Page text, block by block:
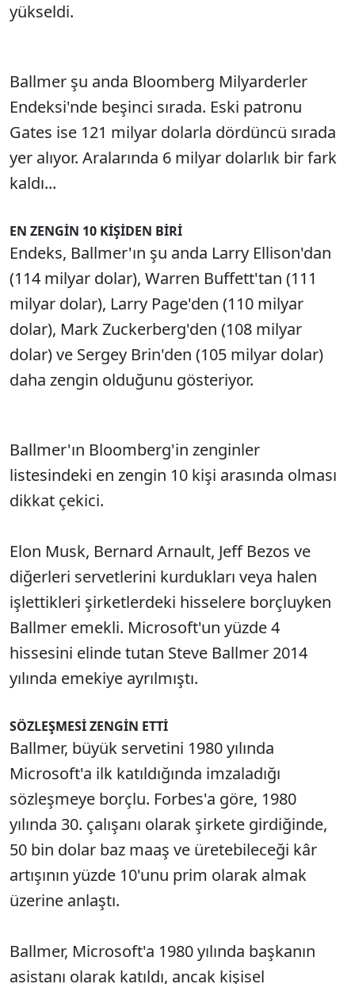
yükseldi.
Ballmer şu anda Bloomberg Milyarderler
Endeksi'nde beşinci sırada. Eski patronu
Gates ise 121 milyar dolarla dördüncü sırada
yer alıyor. Aralarında 6 milyar dolarlık bir fark
kaldı...
EN ZENGİN 10 KİŞİDEN BİRİ
Endeks, Ballmer'ın şu anda Larry Ellison'dan
(114 milyar dolar), Warren Buffett'tan (111
milyar dolar), Larry Page'den (110 milyar
dolar), Mark Zuckerberg'den (108 milyar
dolar) ve Sergey Brin'den (105 milyar dolar)
daha zengin olduğunu gösteriyor.
Ballmer'ın Bloomberg'in zenginler
listesindeki en zengin 10 kişi arasında olması
dikkat çekici.
Elon Musk, Bernard Arnault, Jeff Bezos ve
diğerleri servetlerini kurdukları veya halen
işlettikleri şirketlerdeki hisselere borçluyken
Ballmer emekli. Microsoft'un yüzde 4
hissesini elinde tutan Steve Ballmer 2014
yılında emekiye ayrılmıştı.
SÖZLEŞMESİ ZENGİN ETTİ
Ballmer, büyük servetini 1980 yılında
Microsoft'a ilk katıldığında imzaladığı
sözleşmeye borçlu. Forbes'a göre, 1980
yılında 30. çalışanı olarak şirkete girdiğinde,
50 bin dolar baz maaş ve üretebileceği kâr
artışının yüzde 10'unu prim olarak almak
üzerine anlaştı.
Ballmer, Microsoft'a 1980 yılında başkanın
asistanı olarak katıldı, ancak kişisel